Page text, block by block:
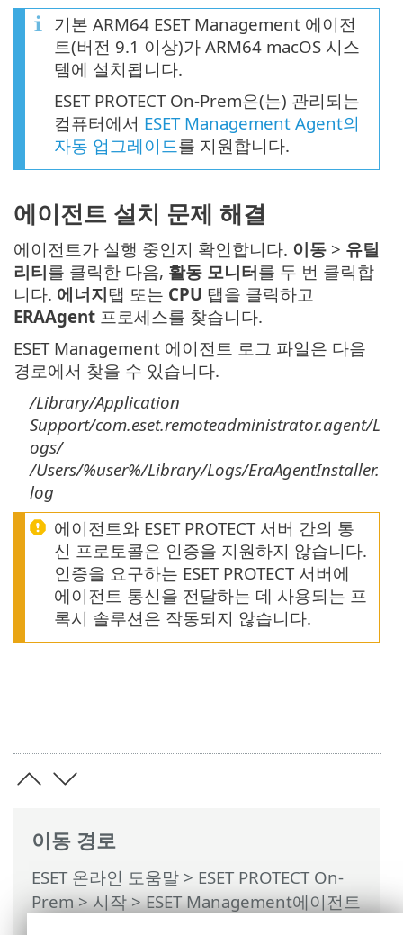
이동 경로
ESET 온라인 도움말 > ESET PROTECT On-
Prem>시작>ESET Management에이전트
기본 ARM64 ESET Management 에이전
트(버전 9.1 이상)가 ARM64 macOS 시스
템에 설치됩니다.
ESET PROTECT On-Prem은(는) 관리되는
컴퓨터에서 ESET Management Agent의
자동 업그레이드를 지원합니다.
에이전트 설치 문제 해결
에이전트가 실행 중인지 확인합니다. 이동 > 유틸
리티를 클릭한 다음, 활동 모니터를 두 번 클릭합
니다. 에너지탭 또는 CPU 탭을 클릭하고
ERAAgent 프로세스를 찾습니다.
ESET Management 에이전트 로그 파일은 다음
경로에서 찾을 수 있습니다.
/Library/Application
Support/com.eset.remoteadministrator.agent/L
ogs/
/Users/%user%/Library/Logs/EraAgentInstaller.
log
에이전트와 ESET PROTECT 서버 간의 통
신 프로토콜은 인증을 지원하지 않습니다.
인증을 요구하는 ESET PROTECT 서버에
에이전트 통신을 전달하는 데 사용되는 프
록시 솔루션은 작동되지 않습니다.